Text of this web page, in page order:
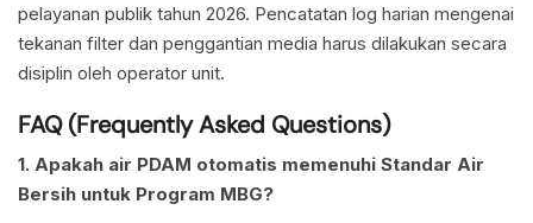
pelayanan publik tahun 2026. Pencatatan log harian mengenai
tekanan filter dan penggantian media harus dilakukan secara
disiplin oleh operator unit.
FAQ (Frequently Asked Questions)
1. Apakah air PDAM otomatis memenuhi Standar Air
Bersih untuk Program MBG?